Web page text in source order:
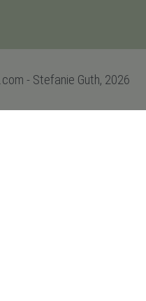
- Stefanie Guth, 2026